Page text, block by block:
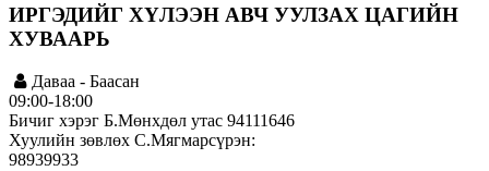
ИРГЭДИЙГ ХҮЛЭЭН АВЧ УУЛЗАХ ЦАГИЙН
ХУВААРЬ
Даваа - Баасан
09:00-18:00
Бичиг хэрэг Б.Мөнхдөл утас 94111646
Хуулийн зөвлөх С.Мягмарсүрэн:
98939933